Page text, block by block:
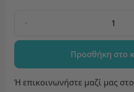
-
Προσθήκη στο
Ή επικοινωνήστε μαζί μας στο